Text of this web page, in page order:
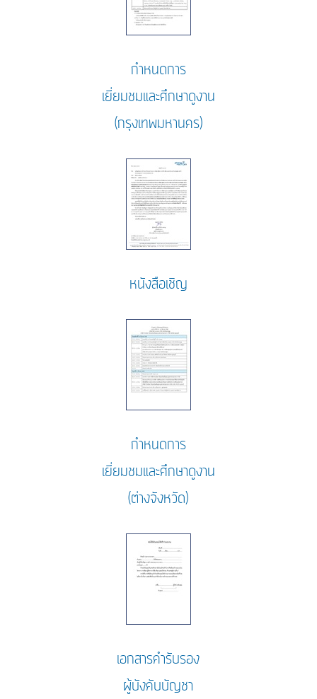
กำหนดการ
เยี่ยมชมและศึกษาดูงาน
(กรุงเทพมหานคร)
หนังสือเชิญ
กำหนดการ
เยี่ยมชมและศึกษาดูงาน
(ต่างจังหวัด)
เอกสารคำรับรอง
ผู้บังคับบัญชา